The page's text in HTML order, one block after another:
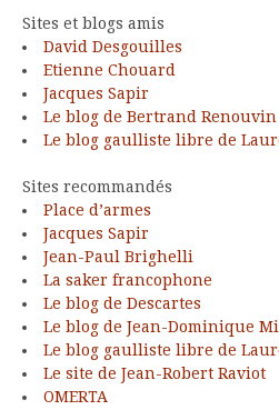
Sites et blogs amis
David Desgouilles
Etienne Chouard
Jacques Sapir
Le blog de Bertrand Renouvin
Le blog gaulliste libre de
Sites recommandés
Place d’armes
Jacques Sapir
Jean-Paul Brighelli
La saker francophone
Le blog de Descartes
Le blog de Jean-Dominique
Le blog gaulliste libre de
Le site de Jean-Robert Raviot
OMERTA